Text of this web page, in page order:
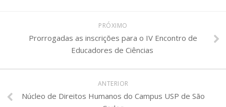
PRÓXIMO
Prorrogadas as inscrições para o IV Encontro de
Educadores de Ciências
ANTERIOR
Núcleo de Direitos Humanos do Campus USP de São